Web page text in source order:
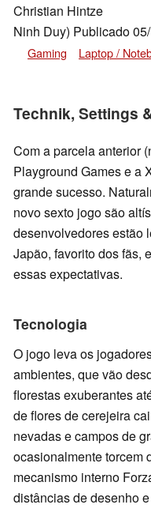
Christian Hintze
Ninh Duy) Publicado
Gaming Laptop /
Technik, Settings
Com a parcela anterior
Playground Games e a
grande sucesso.
novo sexto jogo são
desenvolvedores estão
Japão, favorito dos fãs,
essas expectativas.
Tecnologia
O jogo leva os
ambientes, que vão
florestas exuberantes
de flores de cerejeira
nevadas e campos de
ocasionalmente torcem
mecanismo interno
distâncias de desenho